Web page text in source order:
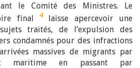
le Comité des Ministres. Le
final
4laisse apercevoir une
traités, de l’expulsion des
condamnés pour des infractions
massives de migrants par
maritime en passant par